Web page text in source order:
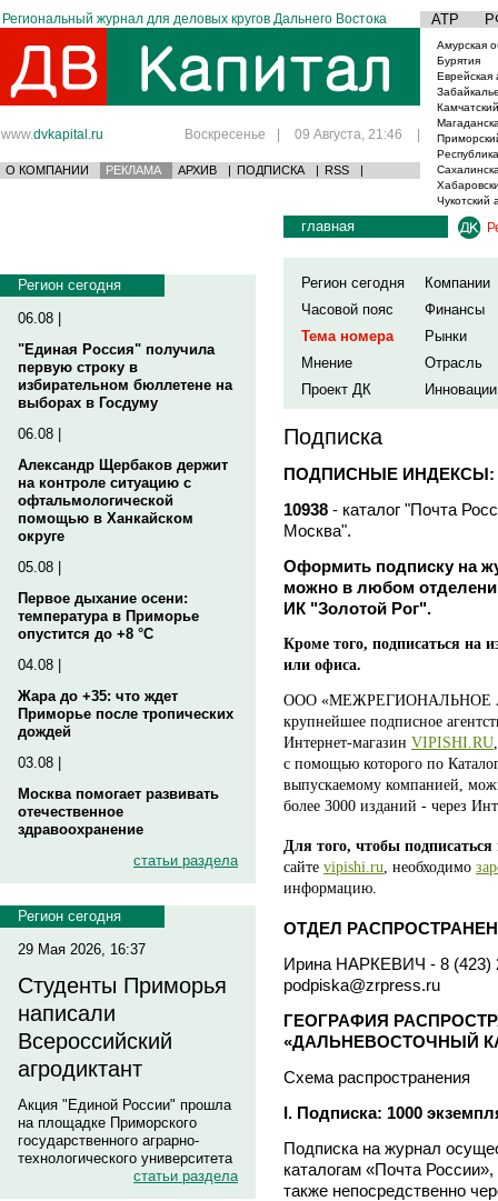
Региональный журнал для деловых кругов Дальнего Востока АТР
www.dvkapital.ru Воскресенье | 09 Августа, 21:46 |
О КОМПАНИИ РЕКЛАМА АРХИВ | ПОДПИСКА | RSS |
Амурская
Бурятия
Еврейская
Чукотский
Регион сегодня
06.08 |
"Единая Россия" получила
первую строку в
избирательном бюллетене на
выборах в Госдуму
06.08 |
Александр Щербаков держит
на контроле ситуацию с
офтальмологической
помощью в Ханкайском
округе
05.08 |
Первое дыхание осени:
температура в Приморье
опустится до +8 °C
04.08 |
Жара до +35: что ждет
Приморье после тропических
дождей
03.08 |
Москва помогает развивать
отечественное
здравоохранение
статьи раздела
Регион сегодня
29 Мая 2026, 16:37
Студенты Приморья
написали
Всероссийский
агродиктант
Акция "Единой России" прошла
на площадке Приморского
государственного аграрно-
технологического университета
статьи раздела
главная
Регион сегодня
Компании
Часовой пояс
Финансы
Тема номера
Рынки
Мнение
Отрасль
Проект ДК
Инновации
Подписка
ПОДПИСНЫЕ ИНДЕКСЫ:
10938 - каталог "Почта
Москва".
Оформить подписку на
можно в любом
ИК "Золотой Рог".
Кроме того, подписаться на
или офиса.
ООО «МЕЖРЕГИОНАЛЬНОЕ
крупнейшее подписное
Интернет-магазин VIPISHI.RU,
с помощью которого по
выпускаемому компанией,
более 3000 изданий - через
Для того, чтобы
сайте vipishi.ru, необходимо
информацию.
ОТДЕЛ
Ирина НАРКЕВИЧ - 8 (423)
podpiska@zrpress.ru
ГЕОГРАФИЯ
«ДАЛЬНЕВОСТОЧНЫЙ
Схема распространения
I. Подписка: 1000
Подписка на журнал
каталогам «Почта России»,
также непосредственно